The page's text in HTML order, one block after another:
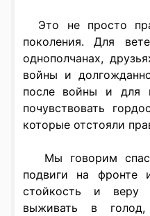
Это не просто
поколения. Для
однополчанах,
войны и
после войны и для
почувствовать
которые отстояли
Мы говорим
подвиги на
стойкость и веру
выживать в